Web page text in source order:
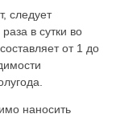
следует
в сутки во
от 1 до
наносить